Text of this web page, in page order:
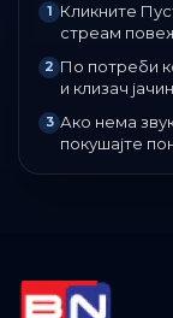
1 Кликните
стреам
2 По потреби
и клизач
3 Ако нема
покушајте